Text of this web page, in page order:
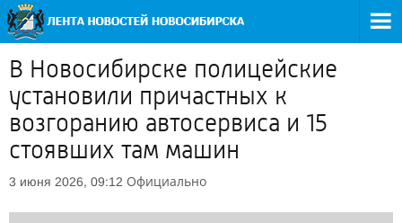
В Новосибирске полицейские
установили причастных к
возгоранию автосервиса и 15
стоявших там машин
3 июня 2026, 09:12 Официально